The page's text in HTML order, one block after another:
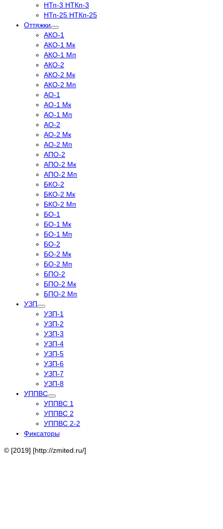
НТп-3 НТКп-3
НТп-25 НТКп-25
Оттяжки
АКО-1
АКО-1 Мк
АКО-1 Мп
АКО-2
АКО-2 Мк
АКО-2 Мп
АО-1
АО-1 Мк
АО-1 Мп
АО-2
АО-2 Мк
АО-2 Мп
АПО-2
АПО-2 Мк
АПО-2 Мп
БКО-2
БКО-2 Мк
БКО-2 Мп
БО-1
БО-1 Мк
БО-1 Мп
БО-2
БО-2 Мк
БО-2 Мп
БПО-2
БПО-2 Мк
БПО-2 Мп
УЗП
УЗП-1
УЗП-2
УЗП-3
УЗП-4
УЗП-5
УЗП-6
УЗП-7
УЗП-8
УППВС
УППВС 1
УППВС 2
УППВС 2-2
Фиксаторы
© [2019] [http://zmited.ru/]